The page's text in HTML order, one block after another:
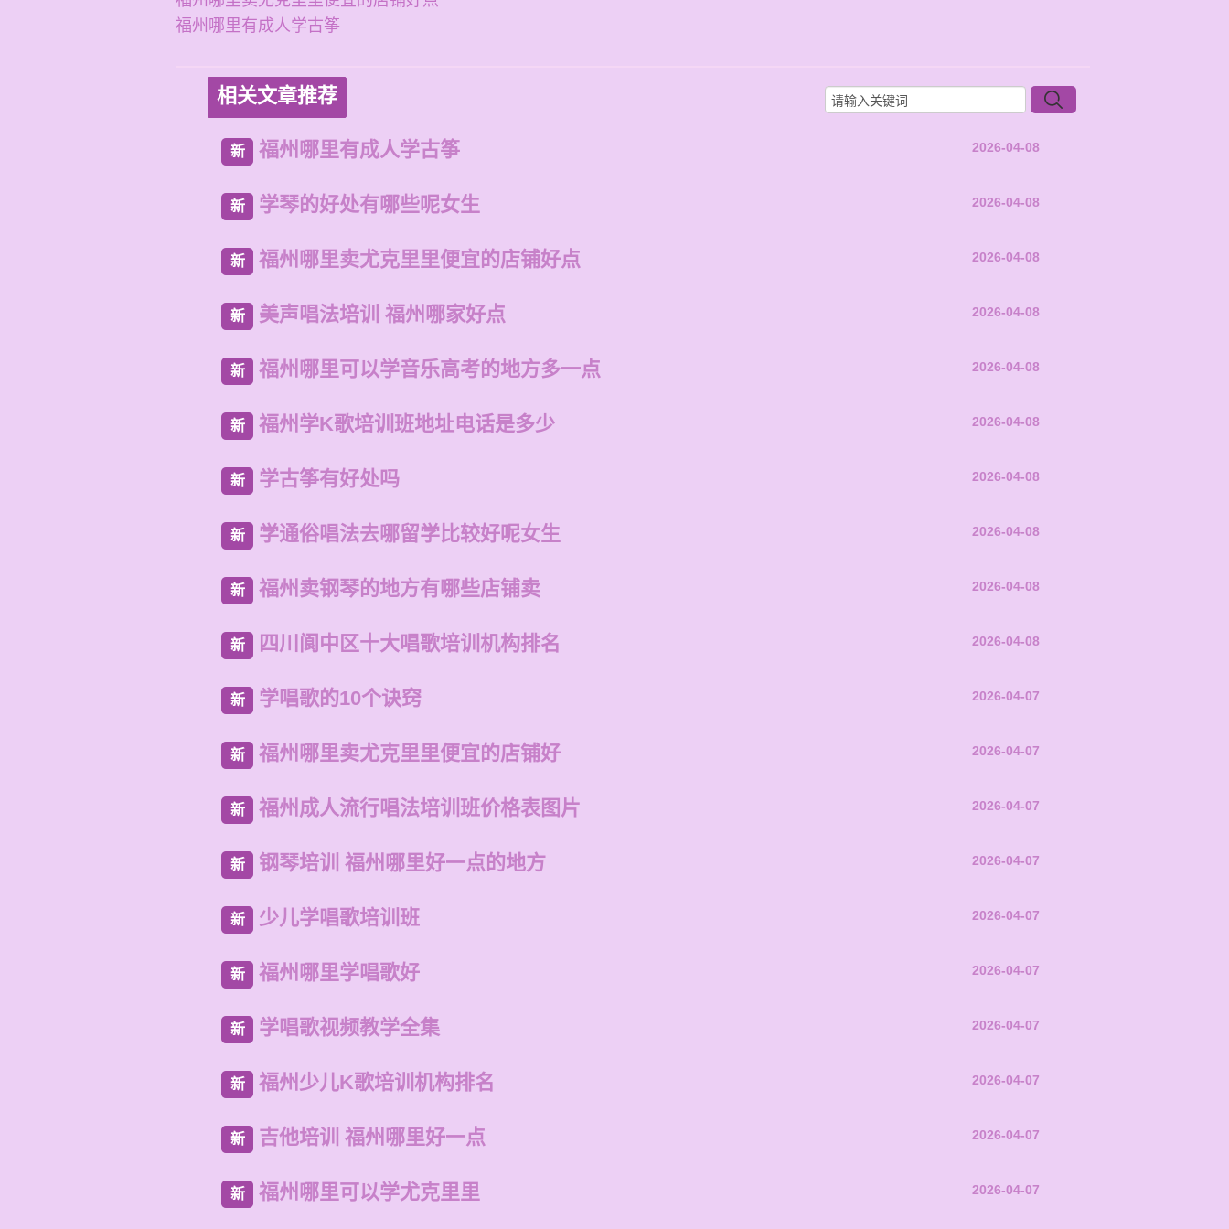
福州哪里有成人学古筝
相关文章推荐
新 福州哪里有成人学古筝 2026-04-08
新 学琴的好处有哪些呢女生 2026-04-08
新 福州哪里卖尤克里里便宜的店铺好点 2026-04-08
新 美声唱法培训 福州哪家好点 2026-04-08
新 福州哪里可以学音乐高考的地方多一点 2026-04-08
新 福州学K歌培训班地址电话是多少 2026-04-08
新 学古筝有好处吗 2026-04-08
新 学通俗唱法去哪留学比较好呢女生 2026-04-08
新 福州卖钢琴的地方有哪些店铺卖 2026-04-08
新 四川阆中区十大唱歌培训机构排名 2026-04-08
新 学唱歌的10个诀窍 2026-04-07
新 福州哪里卖尤克里里便宜的店铺好 2026-04-07
新 福州成人流行唱法培训班价格表图片 2026-04-07
新 钢琴培训 福州哪里好一点的地方 2026-04-07
新 少儿学唱歌培训班 2026-04-07
新 福州哪里学唱歌好 2026-04-07
新 学唱歌视频教学全集 2026-04-07
新 福州少儿K歌培训机构排名 2026-04-07
新 吉他培训 福州哪里好一点 2026-04-07
新 福州哪里可以学尤克里里 2026-04-07